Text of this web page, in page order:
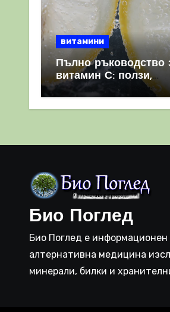
витамини
Пълно ръководство
витамин С: ползи,
източници и защо е
важен за имунната
Био Поглед
Био Поглед е информационен
алтернативна медицина
минерали, билки и